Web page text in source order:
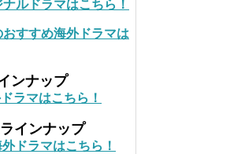
ルドラマはこちら！
すすめ海外ドラマは
ンナップ
ラマはこちら！
インナップ
ドラマはこちら！